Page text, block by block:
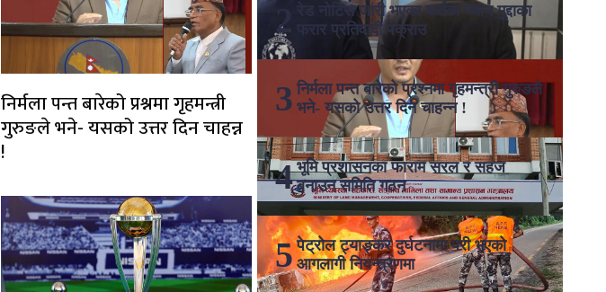
निर्मला पन्त बारेको प्रश्नमा गृहमन्त्री
गुरुङले भने- यसको उत्तर दिन चाहन्न
!
रेड नोटिस जारी भएका कर्तव्य ज्यान मुद्दाका
फरार प्रतिवादी पक्राउ
निर्मला पन्त बारेको प्रश्नमा गृहमन्त्री गुरुङले
भने- यसको उत्तर दिन चाहन्न !
भूमि प्रशासनका फाराम सरल र सहज
बनाउन समिति गठन
पेट्रोल ट्याङ्कर दुर्घटनामा परी भएको
आगलागी नियन्त्रणमा